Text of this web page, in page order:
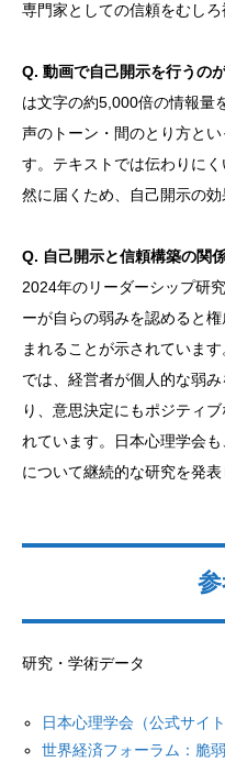
専門家としての信頼をむしろ
Q. 動画で自己開示を行うの
は文字の約5,000倍の情報量
声のトーン・間のとり方と
す。テキストでは伝わりに
然に届くため、自己開示の効
Q. 自己開示と信頼構築の関
2024年のリーダーシップ研
ーが自らの弱みを認めると
まれることが示されていま
では、経営者が個人的な弱
り、意思決定にもポジティ
れています。日本心理学会
について継続的な研究を発表
研究・学術データ
日本心理学会（公式サイト
世界経済フォーラム：脆